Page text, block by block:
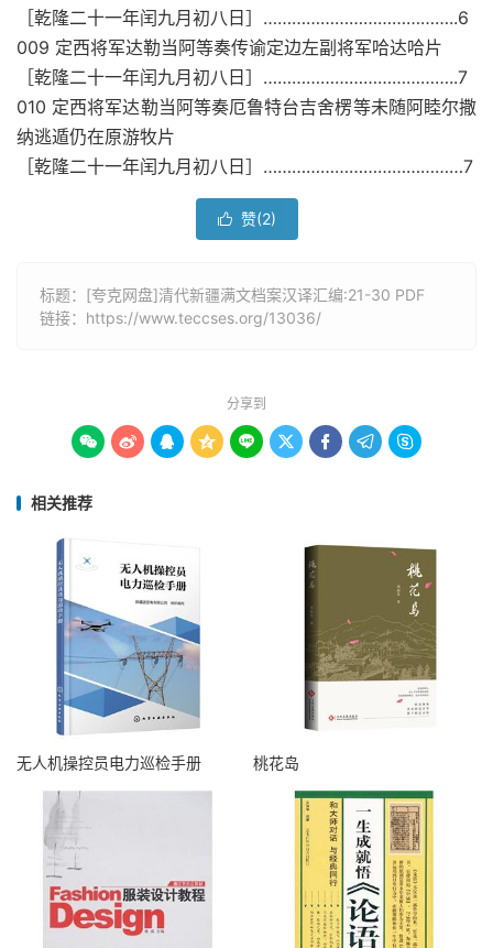
［乾隆二十一年闰九月初八日］…………………………………..6
009 定西将军达勒当阿等奏传谕定边左副将军哈达哈片
［乾隆二十一年闰九月初八日］…………………………………..7
010 定西将军达勒当阿等奏厄鲁特台吉舍楞等未随阿睦尔撒
纳逃遁仍在原游牧片
［乾隆二十一年闰九月初八日］……………………………………7
 赞(2)
标题：[夸克网盘]清代新疆满文档案汉译汇编:21-30 PDF
链接： https://www.teccses.org/13036/
分享到
        
相关推荐
无人机操控员电力巡检手册 桃花岛